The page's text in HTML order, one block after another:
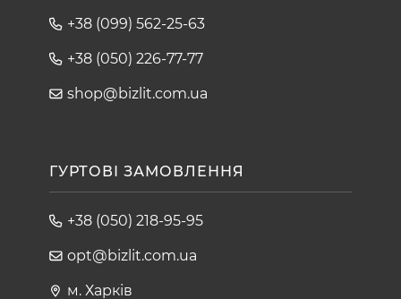
+38 (099) 562-25-63
+38 (050) 226-77-77
shop@bizlit.com.ua
ГУРТОВІ ЗАМОВЛЕННЯ
+38 (050) 218-95-95
opt@bizlit.com.ua
м. Харків